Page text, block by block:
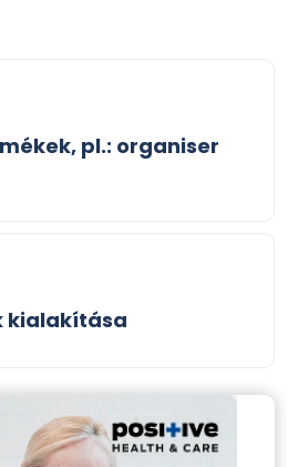
pl.: organiser
kialakítása